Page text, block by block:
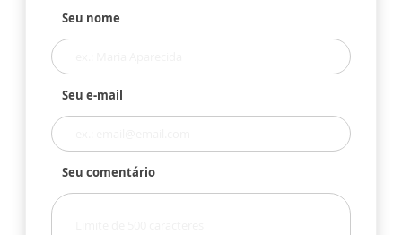
Seu nome
Seu e-mail
Seu comentário